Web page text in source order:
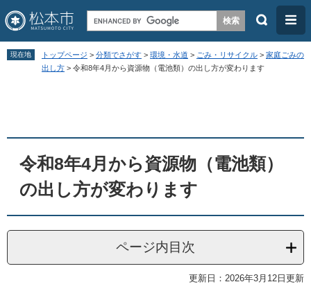
ペ
メ
へ
検
メ
ニ
ュ
現在地 トップページ > 分類でさがす > 環境・水道 > ごみ・リサイクル > 家庭ごみの
出し方 > 令和8年4月から資源物（電池類）の出し方が変わります
令和8年4月から資源物（電池類）
の出し方が変わります
ページ内目次
更新日：2026年3月12日更新